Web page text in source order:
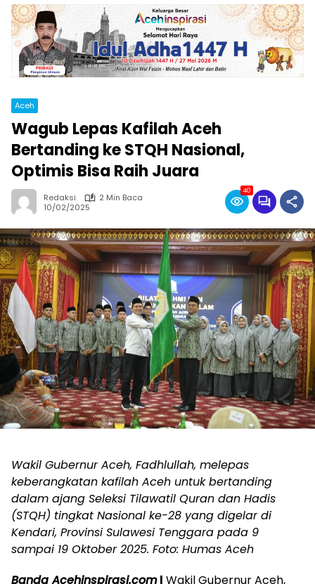
Aceh
Wagub Lepas Kafilah Aceh
Bertanding ke STQH Nasional,
Optimis Bisa Raih Juara
Redaksi
2 Min Baca
10/02/2025
40
Wakil Gubernur Aceh, Fadhlullah, melepas
keberangkatan kafilah Aceh untuk bertanding
dalam ajang Seleksi Tilawatil Quran dan Hadis
(STQH) tingkat Nasional ke-28 yang digelar di
Kendari, Provinsi Sulawesi Tenggara pada 9
sampai 19 Oktober 2025. Foto: Humas Aceh
Banda Acehinspirasi.coml Wakil Gubernur Aceh,